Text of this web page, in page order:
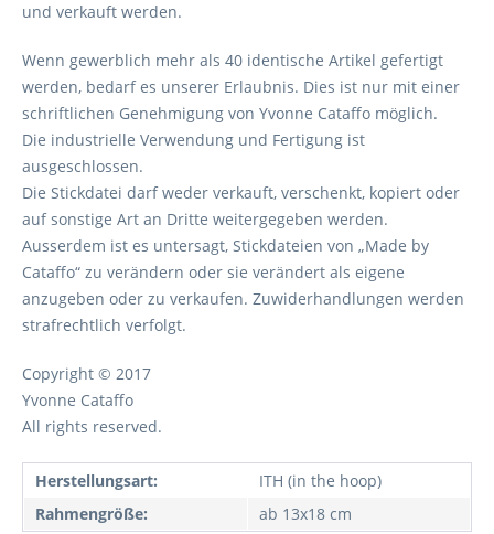
und verkauft werden.
Wenn gewerblich mehr als 40 identische Artikel gefertigt
werden, bedarf es unserer Erlaubnis. Dies ist nur mit einer
schriftlichen Genehmigung von Yvonne Cataffo möglich.
Die industrielle Verwendung und Fertigung ist
ausgeschlossen.
Die Stickdatei darf weder verkauft, verschenkt, kopiert oder
auf sonstige Art an Dritte weitergegeben werden.
Ausserdem ist es untersagt, Stickdateien von „Made by
Cataffo“ zu verändern oder sie verändert als eigene
anzugeben oder zu verkaufen. Zuwiderhandlungen werden
strafrechtlich verfolgt.
Copyright © 2017
Yvonne Cataffo
All rights reserved.
Herstellungsart:
ITH (in the hoop)
Rahmengröße:
ab 13x18 cm